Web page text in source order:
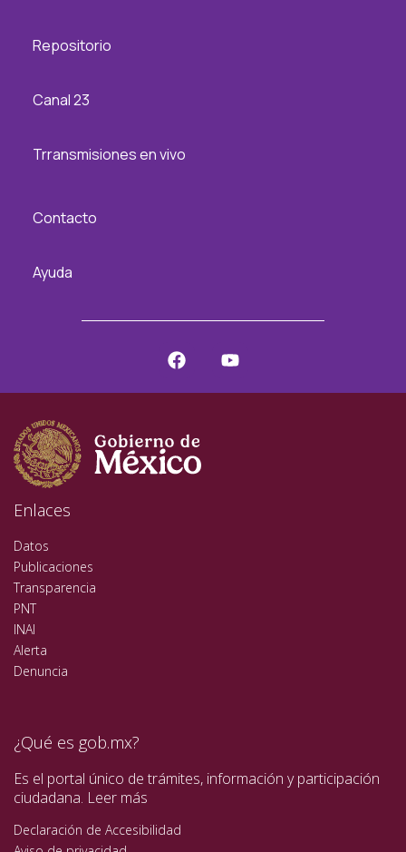
Repositorio
Canal 23
Trransmisiones en vivo
Contacto
Ayuda